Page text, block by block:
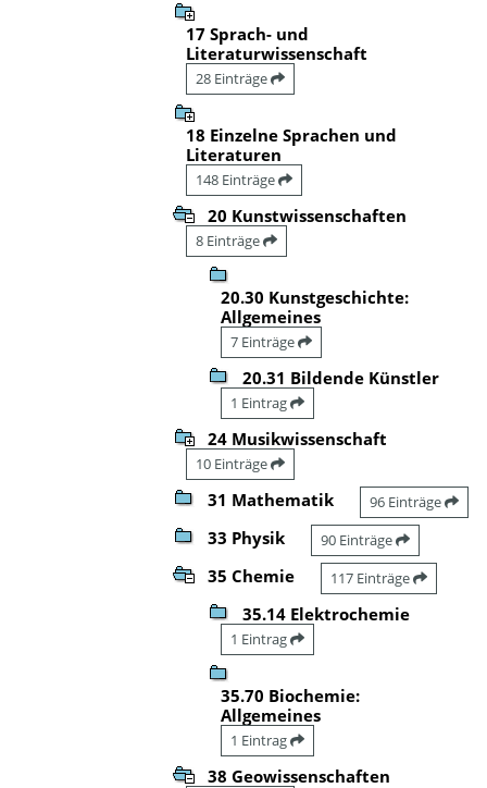
17 Sprach- und
Literaturwissenschaft
28 Einträge
18 Einzelne Sprachen und
Literaturen
148 Einträge
20 Kunstwissenschaften
8 Einträge
20.30 Kunstgeschichte:
Allgemeines
7 Einträge
20.31 Bildende Künstler
1 Eintrag
24 Musikwissenschaft
10 Einträge
31 Mathematik 96 Einträge
33 Physik 90 Einträge
35 Chemie 117 Einträge
35.14 Elektrochemie
1 Eintrag
35.70 Biochemie:
Allgemeines
1 Eintrag
38 Geowissenschaften